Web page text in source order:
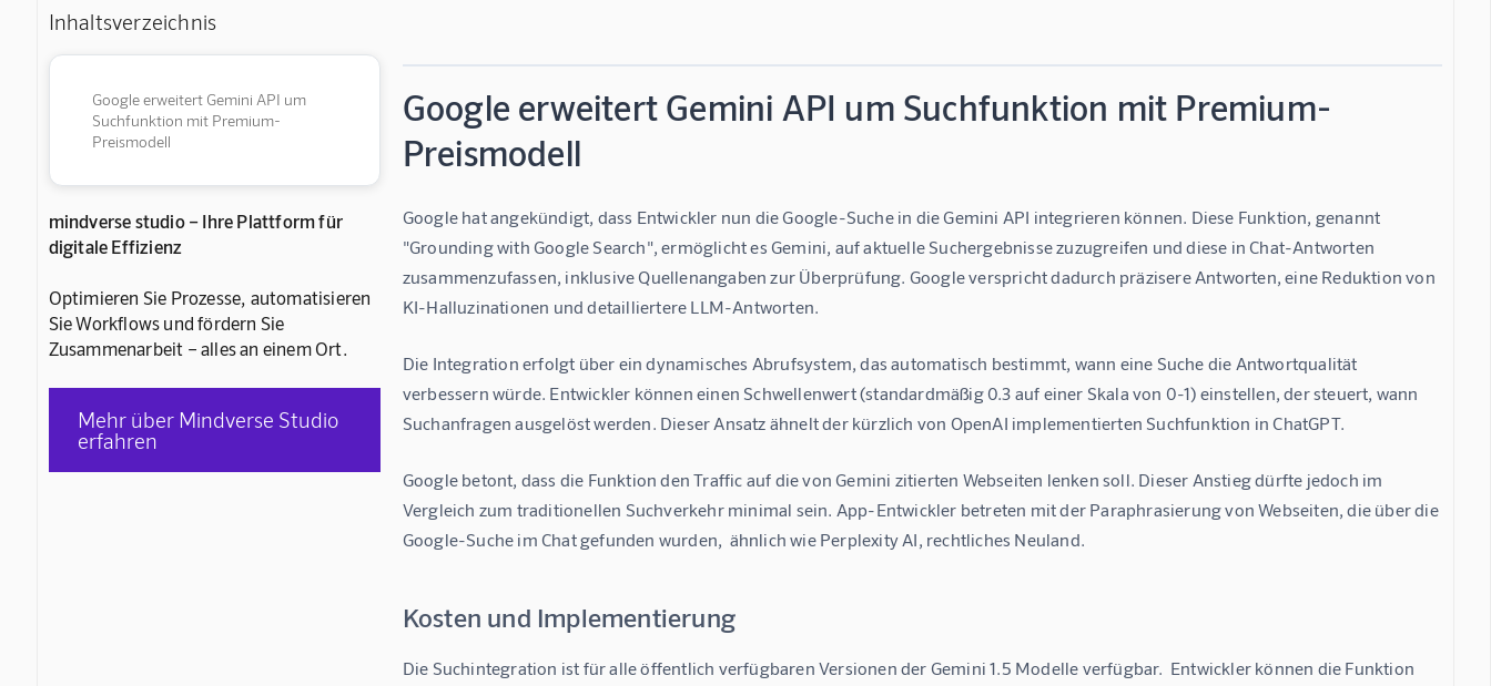
Inhaltsverzeichnis
Google erweitert Gemini API um
Suchfunktion mit Premium-
Preismodell
mindverse studio – Ihre Plattform für
digitale Effizienz
Optimieren Sie Prozesse, automatisieren
Sie Workflows und fördern Sie
Zusammenarbeit – alles an einem Ort.
Mehr über Mindverse Studio
erfahren
Google erweitert Gemini API um Suchfunktion mit Premium-
Preismodell
Google hat angekündigt, dass Entwickler nun die Google-Suche in die Gemini API integrieren können. Diese Funktion, genannt
"Grounding with Google Search", ermöglicht es Gemini, auf aktuelle Suchergebnisse zuzugreifen und diese in Chat-Antworten
zusammenzufassen, inklusive Quellenangaben zur Überprüfung. Google verspricht dadurch präzisere Antworten, eine Reduktion von
KI-Halluzinationen und detailliertere LLM-Antworten.
Die Integration erfolgt über ein dynamisches Abrufsystem, das automatisch bestimmt, wann eine Suche die Antwortqualität
verbessern würde. Entwickler können einen Schwellenwert (standardmäßig 0.3 auf einer Skala von 0-1) einstellen, der steuert, wann
Suchanfragen ausgelöst werden. Dieser Ansatz ähnelt der kürzlich von OpenAI implementierten Suchfunktion in ChatGPT.
Google betont, dass die Funktion den Traffic auf die von Gemini zitierten Webseiten lenken soll. Dieser Anstieg dürfte jedoch im
Vergleich zum traditionellen Suchverkehr minimal sein. App-Entwickler betreten mit der Paraphrasierung von Webseiten, die über die
Google-Suche im Chat gefunden wurden,  ähnlich wie Perplexity AI, rechtliches Neuland.
Kosten und Implementierung
Die Suchintegration ist für alle öffentlich verfügbaren Versionen der Gemini 1.5 Modelle verfügbar.  Entwickler können die Funktion